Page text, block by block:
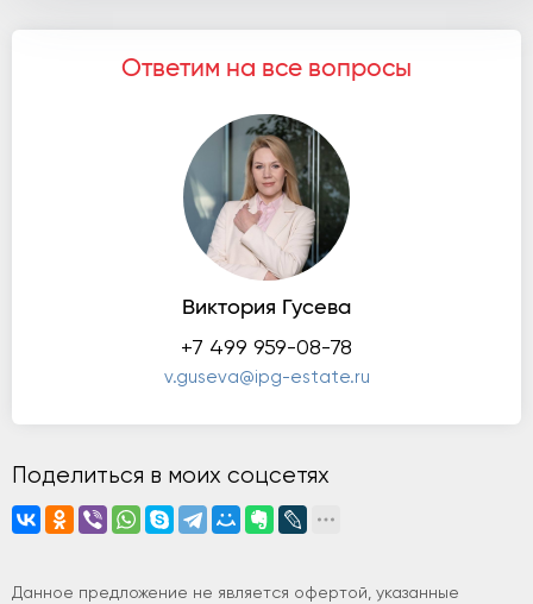
Ответим на все вопросы
Виктория Гусева
+7 499 959-08-78
v.guseva@ipg-estate.ru
Поделиться в моих соцсетях
Данное предложение не является офертой, указанные